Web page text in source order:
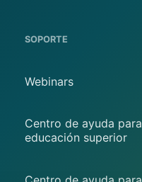
SOPORTE
Webinars
Centro de ayuda para
educación superior